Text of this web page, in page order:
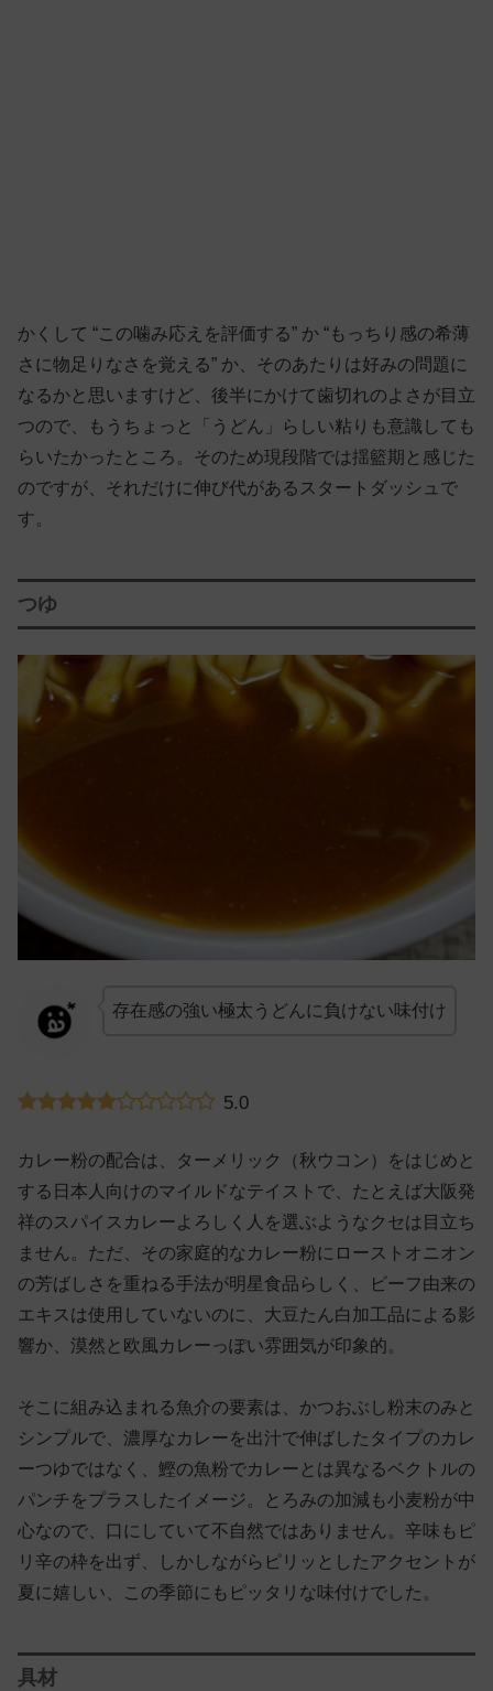
かくして “この噛み応えを評価する” か “もっちり感の希薄
さに物足りなさを覚える” か、そのあたりは好みの問題に
なるかと思いますけど、後半にかけて歯切れのよさが目立
つので、もうちょっと「うどん」らしい粘りも意識しても
らいたかったところ。そのため現段階では揺籃期と感じた
のですが、それだけに伸び代があるスタートダッシュで
す。
つゆ
存在感の強い極太うどんに負けない味付け
5.0
カレー粉の配合は、ターメリック（秋ウコン）をはじめと
する日本人向けのマイルドなテイストで、たとえば大阪発
祥のスパイスカレーよろしく人を選ぶようなクセは目立ち
ません。ただ、その家庭的なカレー粉にローストオニオン
の芳ばしさを重ねる手法が明星食品らしく、ビーフ由来の
エキスは使用していないのに、大豆たん白加工品による影
響か、漠然と欧風カレーっぽい雰囲気が印象的。
そこに組み込まれる魚介の要素は、かつおぶし粉末のみと
シンプルで、濃厚なカレーを出汁で伸ばしたタイプのカレ
ーつゆではなく、鰹の魚粉でカレーとは異なるベクトルの
パンチをプラスしたイメージ。とろみの加減も小麦粉が中
心なので、口にしていて不自然ではありません。辛味もピ
リ辛の枠を出ず、しかしながらピリッとしたアクセントが
夏に嬉しい、この季節にもピッタリな味付けでした。
具材